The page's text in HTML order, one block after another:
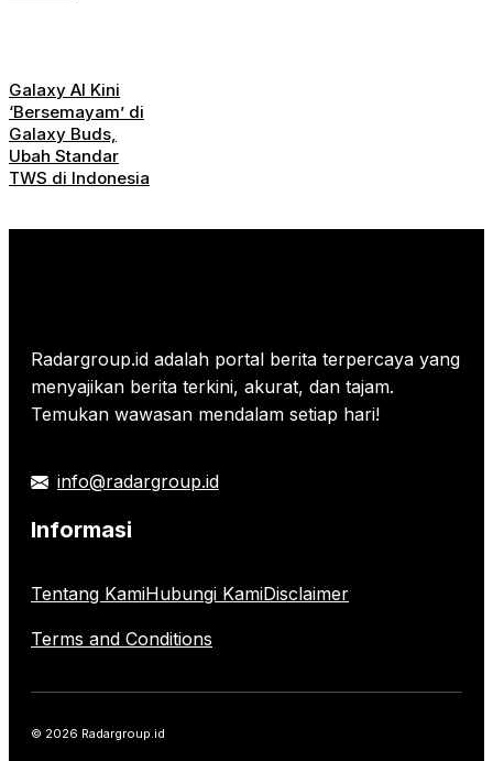
Galaxy AI Kini
‘Bersemayam’ di
Galaxy Buds,
Ubah Standar
TWS di Indonesia
Radargroup.id adalah portal berita terpercaya yang
menyajikan berita terkini, akurat, dan tajam.
Temukan wawasan mendalam setiap hari!
info@radargroup.id
Informasi
Tentang KamiHubungi KamiDisclaimer
Terms and Conditions
© 2026 Radargroup.id